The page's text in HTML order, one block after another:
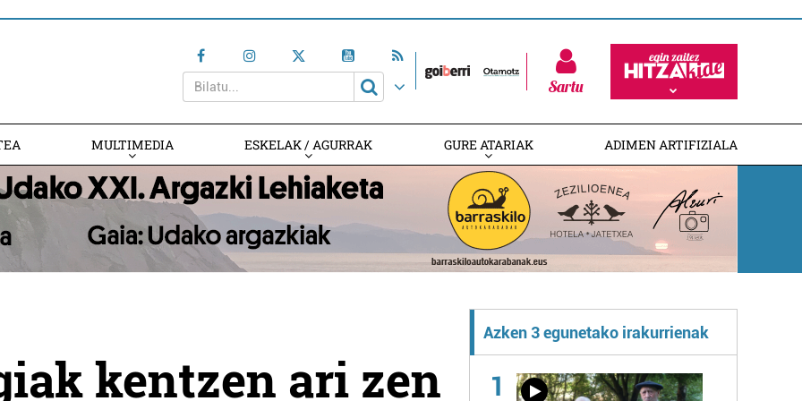
Sartu
MULTIMEDIA ESKELAK / AGURRAK GURE ATARIAK ADIMEN ARTIFIZIALA
kentzen ari zen
Azken 3 egunetako irakurrienak
1